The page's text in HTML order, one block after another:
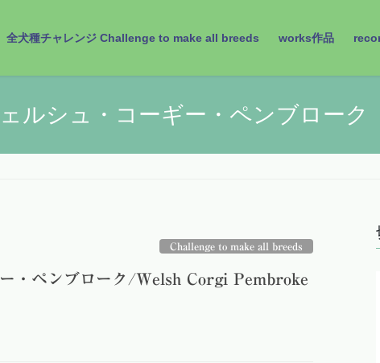
全犬種チャレンジ Challenge to make all breeds works作品
ルシュ・コーギー・ペンブローク
Challenge to make all breeds
・ペンブローク/Welsh Corgi Pembroke